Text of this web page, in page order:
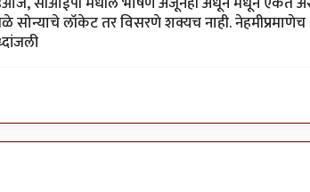
सोन्याचे लॉकेट तर विसरणे शक्यच नाही. नेहमीप्रमाणेच